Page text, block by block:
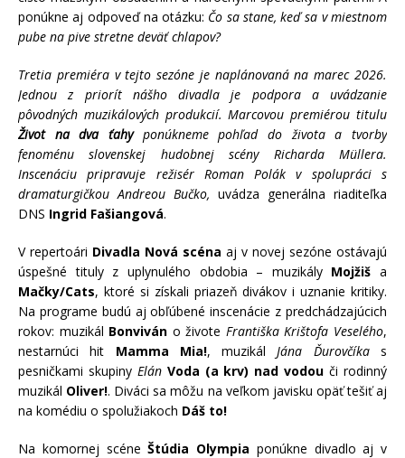
ponúkne aj odpoveď na otázku: Čo sa stane, keď sa v miestnom
pube na pive stretne deväť chlapov?
Tretia premiéra v tejto sezóne je naplánovaná na marec 2026.
Jednou z priorít nášho divadla je podpora a uvádzanie
pôvodných muzikálových produkcií. Marcovou premiérou titulu
Život na dva ťahyponúkneme pohľad do života a tvorby
fenoménu slovenskej hudobnej scény Richarda Müllera.
Inscenáciu pripravuje režisér Roman Polák v spolupráci s
dramaturgičkou Andreou Bučko, uvádza generálna riaditeľka
DNS Ingrid Fašiangová.
V repertoári Divadla Nová scéna aj v novej sezóne ostávajú
úspešné tituly z uplynulého obdobia – muzikály Mojžiš a
Mačky/Cats, ktoré si získali priazeň divákov i uznanie kritiky.
Na programe budú aj obľúbené inscenácie z predchádzajúcich
rokov: muzikál Bonviván o živote Františka Krištofa Veselého,
nestarnúci hit Mamma Mia!, muzikál Jána Ďurovčíkas
pesničkami skupiny Elán Voda (a krv) nad vodou či rodinný
muzikál Oliver!. Diváci sa môžu na veľkom javisku opäť tešiť aj
na komédiu o spolužiakoch Dáš to!
Na komornej scéneŠtúdia Olympia ponúkne divadlo aj v